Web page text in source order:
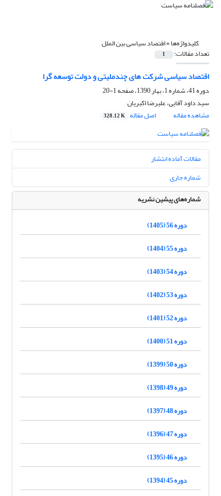
کلیدواژه‌ها =اقتصاد سیاسی بین الملل
تعداد مقالات: 1
اقتصاد سیاسی شرکت های چندملیتی و دولت توسعه گرا
دوره 41، شماره 1، بهار 1390، صفحه
1-20
سید داود آقایی، علیرضا اکبریان
مشاهده مقاله
اصل مقاله 328.12 K
مقالات آماده انتشار
شماره جاری
شماره‌های پیشین نشریه
دوره 56 (1405)
دوره 55 (1404)
دوره 54 (1403)
دوره 53 (1402)
دوره 52 (1401)
دوره 51 (1400)
دوره 50 (1399)
دوره 49 (1398)
دوره 48 (1397)
دوره 47 (1396)
دوره 46 (1395)
دوره 45 (1394)